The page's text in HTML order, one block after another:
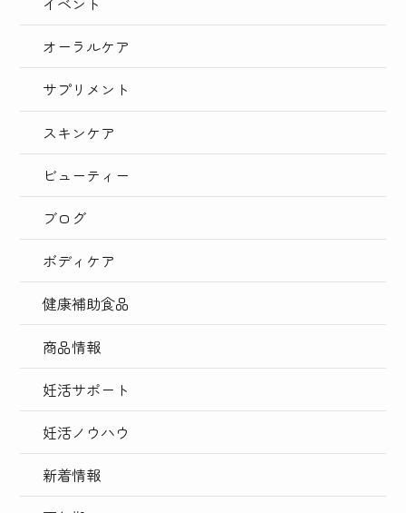
オーラルケア
サプリメント
スキンケア
ビューティー
ブログ
ボディケア
健康補助食品
商品情報
妊活サポート
妊活ノウハウ
新着情報